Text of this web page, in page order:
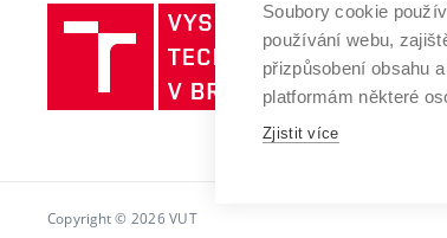
Vysoké
učení
technické
v
Copyright © 2026 VUT
Soubory cookie
používání webu,
přizpůsobení obsahu
platformám některé
Zjistit více